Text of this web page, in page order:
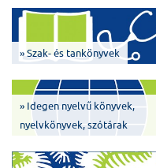
» Szak- és tankönyvek
» Idegen nyelvű könyvek,
nyelvkönyvek, szótárak